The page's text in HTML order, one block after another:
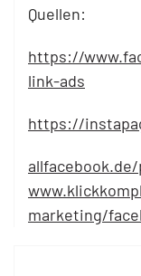
Quellen:
https://
link-ads
https://
marketing/